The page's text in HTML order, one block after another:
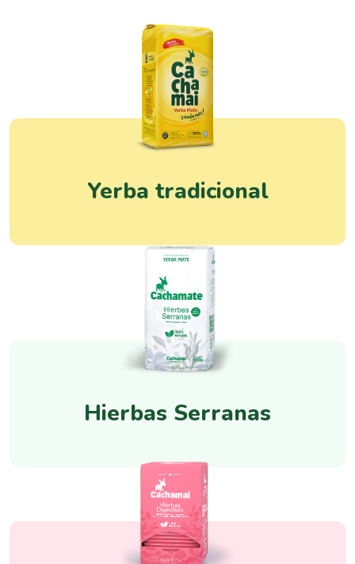
Yerba tradicional
Hierbas Serranas